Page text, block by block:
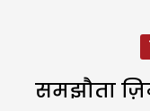
समझौता